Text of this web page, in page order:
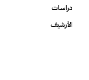
دراسات
الأرشيف